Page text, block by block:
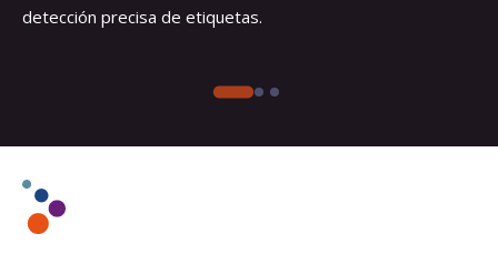
detección precisa de etiquetas.